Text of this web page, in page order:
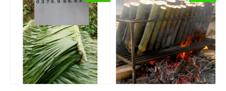
Mái lá nhân tạo
Đặc điểm của mái lá nhân tạo
1. Cấu tạo tấm mái lá nhân tạo